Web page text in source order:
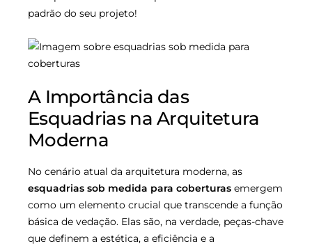
padrão do seu projeto!
A Importância das
Esquadrias na Arquitetura
Moderna
No cenário atual da arquitetura moderna, as
esquadrias sob medida para coberturas emergem
como um elemento crucial que transcende a função
básica de vedação. Elas são, na verdade, peças-chave
que definem a estética, a eficiência e a